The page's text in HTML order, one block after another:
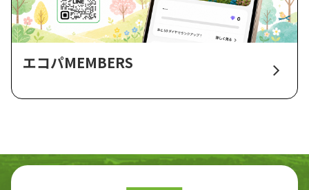
エコパMEMBERS